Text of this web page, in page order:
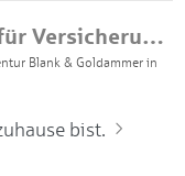
Ausbildung zum Kaufmann für Versicherungen und Finanzanlagen 2027 (m/w/d)
Blank & Goldammer in
bist.